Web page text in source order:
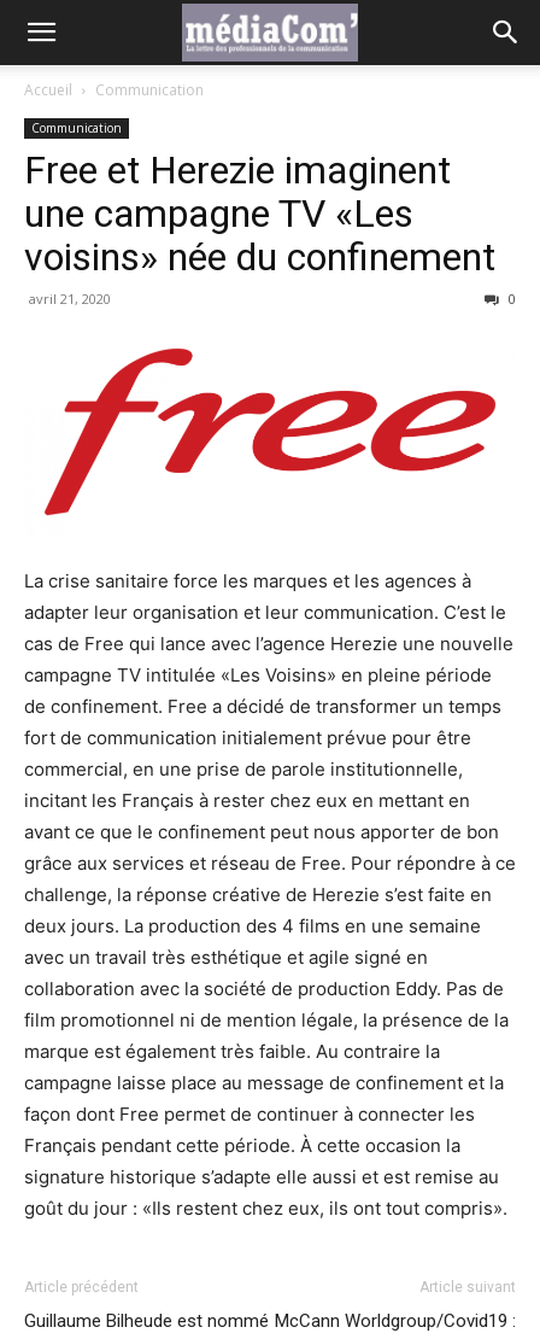
Accueil Communication
Communication
Free et Herezie imaginent
une campagne TV «Les
voisins» née du confinement
avril 21, 2020 0
La crise sanitaire force les marques et les agences à
adapter leur organisation et leur communication. C’est le
cas de Free qui lance avec l’agence Herezie une nouvelle
campagne TV intitulée «Les Voisins» en pleine période
de confinement. Free a décidé de transformer un temps
fort de communication initialement prévue pour être
commercial, en une prise de parole institutionnelle,
incitant les Français à rester chez eux en mettant en
avant ce que le confinement peut nous apporter de bon
grâce aux services et réseau de Free. Pour répondre à ce
challenge, la réponse créative de Herezie s’est faite en
deux jours. La production des 4 films en une semaine
avec un travail très esthétique et agile signé en
collaboration avec la société de production Eddy. Pas de
film promotionnel ni de mention légale, la présence de la
marque est également très faible. Au contraire la
campagne laisse place au message de confinement et la
façon dont Free permet de continuer à connecter les
Français pendant cette période. À cette occasion la
signature historique s’adapte elle aussi et est remise au
goût du jour : «Ils restent chez eux, ils ont tout compris».
Article précédent
Guillaume Bilheude est nommé
Article suivant
McCann Worldgroup/Covid19 :